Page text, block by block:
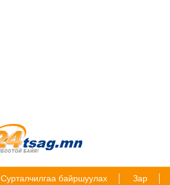
Сурталчилгаа байршуулах
Зар